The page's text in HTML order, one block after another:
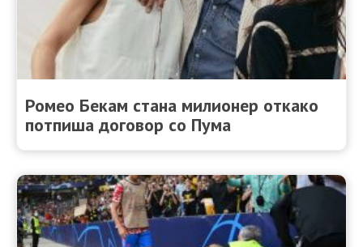
Ромео Бекам стана милионер откако
потпиша договор со Пума